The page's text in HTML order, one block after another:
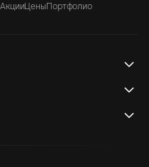
АкцииЦеныПортфолио